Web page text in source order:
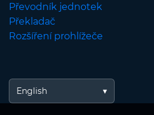
Převodník jednotek
Překladač
Rozšíření prohlížeče
English